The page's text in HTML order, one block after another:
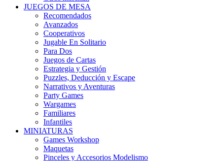
JUEGOS DE MESA
Recomendados
Avanzados
Cooperativos
Jugable En Solitario
Para Dos
Juegos de Cartas
Estrategia y Gestión
Puzzles, Deducción y Escape
Narrativos y Aventuras
Party Games
Wargames
Familiares
Infantiles
MINIATURAS
Games Workshop
Maquetas
Pinceles y Accesorios Modelismo